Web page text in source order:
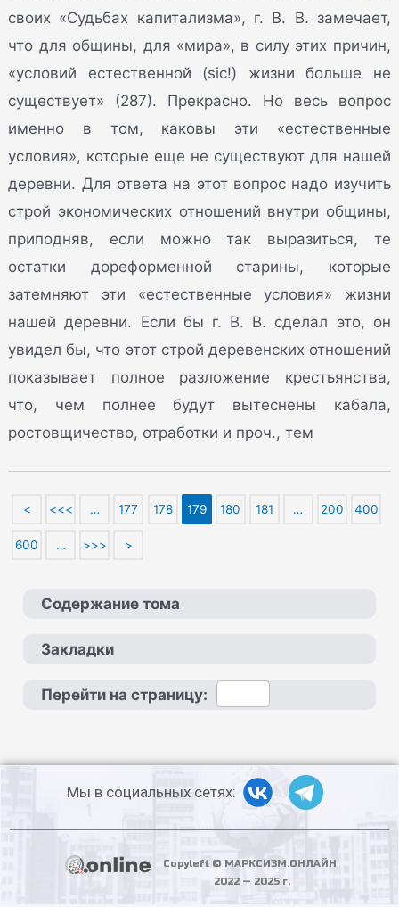
своих «Судьбах капитализма», г. В. В. замечает,
что для общины, для «мира», в силу этих причин,
«условий естественной (sic!) жизни больше не
существует» (287). Прекрасно. Но весь вопрос
именно в том, каковы эти «естественные
условия», которые еще не существуют для нашей
деревни. Для ответа на этот вопрос надо изучить
строй экономических отношений внутри общины,
приподняв, если можно так выразиться, те
остатки дореформенной старины, которые
затемняют эти «естественные условия» жизни
нашей деревни. Если бы г. В. В. сделал это, он
увидел бы, что этот строй деревенских отношений
показывает полное разложение крестьянства,
что, чем полнее будут вытеснены кабала,
ростовщичество, отработки и проч., тем
< <<< … 177 178 179 180 181 … 200 400
600 … >>> >
Содержание тома
Закладки
Перейти на страницу:
Мы в социальных сетях:
Copyleft © МАРКСИЗМ.ОНЛАЙН
2022 — 2025 г.